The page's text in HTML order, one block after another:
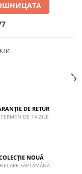
DE RETUR
DE 14 ZILE
NOUĂ
SĂPTĂMÂNĂ